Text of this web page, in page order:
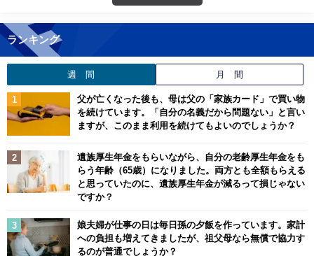
ランキング
週 間 月 間
父が亡くなった後も、母は父の「家族カード」で買い物
を続けています。「自分の名義だから問題ない」と言い
ますが、このまま利用を続けてもよいのでしょうか？
遺族厚生年金をもらいながら、自分の老齢厚生年金をも
らう年齢（65歳）になりました。両方とも全額もらえる
と思っていたのに、遺族厚生年金が減るって損じゃない
ですか？
娘夫婦が仕事の日は毎日孫の夕飯を作っています。家計
への負担も増えてきましたが、祖父母なら無償で協力す
るのが普通でしょうか？